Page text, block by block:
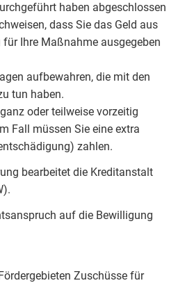
haben abgeschlossen
dass Sie das Geld aus
Ihre Maßnahme ausgegeben
aufbewahren, die mit den
tun haben.
oder teilweise vorzeitig
Fall müssen Sie eine extra
zahlen.
bearbeitet die Kreditanstalt
auf die Bewilligung
Zuschüsse für